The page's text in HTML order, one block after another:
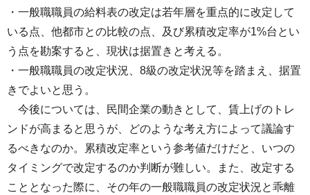
・一般職職員の給料表の改定は若年層を重点的に改定して
いる点、他都市との比較の点、及び累積改定率が1%台とい
う点を勘案すると、現状は据置きと考える。
・一般職職員の改定状況、8級の改定状況等を踏まえ、据置
きでよいと思う。
今後については、民間企業の動きとして、賃上げのトレ
ンドが高まると思うが、どのような考え方によって議論す
るべきなのか。累積改定率という参考値だけだと、いつの
タイミングで改定するのか判断が難しい。また、改定する
こととなった際に、その年の一般職職員の改定状況と乖離